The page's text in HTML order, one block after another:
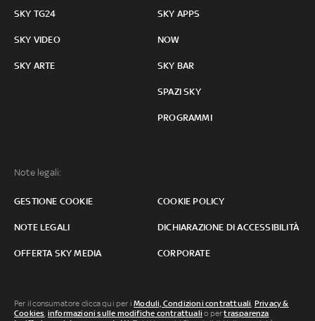
SKY TG24
SKY VIDEO
SKY ARTE
SKY APPS
NOW
SKY BAR
SPAZI SKY
PROGRAMMI
Note legali:
GESTIONE COOKIE COOKIE POLICY
NOTE LEGALI DICHIARAZIONE DI ACCESSIBILITÀ
OFFERTA SKY MEDIA CORPORATE
Per il consumatore clicca qui per iModuli, Condizioni contrattuali, Privacy &
Cookies, informazioni sulle modifiche contrattuali o pertrasparenza